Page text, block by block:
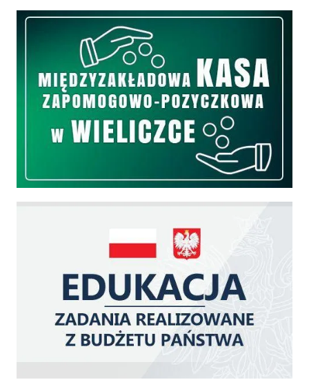
Międzyzakładowa Kasa Zapomogowo - Pożyczkowa